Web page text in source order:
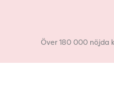
b
o
a
g
Över 180 000 nöjda